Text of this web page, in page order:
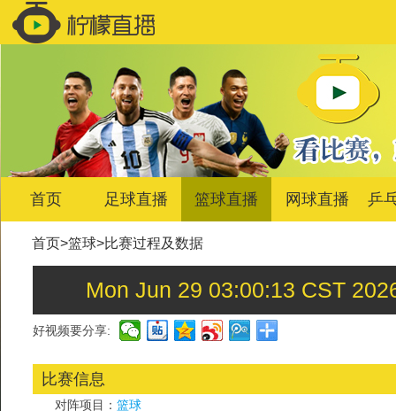
首页 足球直播 篮球直播 网球直播 乒
首页>篮球>比赛过程及数据
Mon Jun 29 03:00:13 CST
好视频要分享:
比赛信息
对阵项目： 篮球